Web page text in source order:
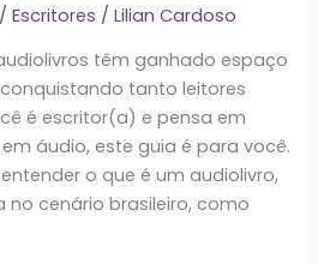
/Escritores /Lilian Cardoso
têm ganhado espaço
tanto leitores
é escritor(a) e pensa em
áudio, este guia é para você.
o que é um audiolivro,
no cenário brasileiro, como